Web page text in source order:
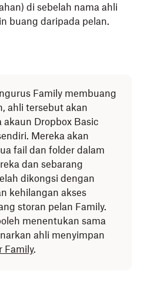
di sebelah nama ahli
buang daripada pelan.
Family membuang
ahli tersebut akan
Dropbox Basic
Mereka akan
fail dan folder dalam
dan sebarang
dikongsi dengan
kehilangan akses
storan pelan Family.
menentukan sama
ahli menyimpan
Family.